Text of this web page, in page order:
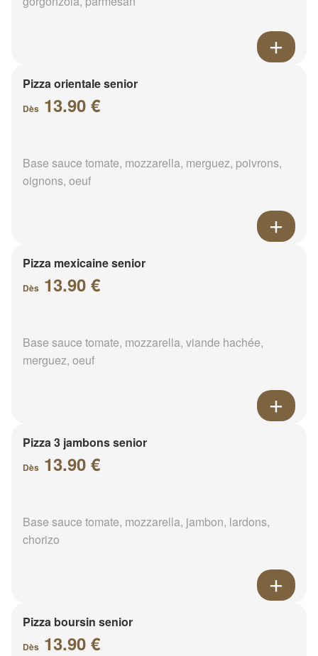
Pizza orientale senior
Dès 13.90 €
Base sauce tomate, mozzarella, merguez, poivrons,
oignons, oeuf
Pizza mexicaine senior
Dès 13.90 €
Base sauce tomate, mozzarella, viande hachée,
merguez, oeuf
Pizza 3 jambons senior
Dès 13.90 €
Base sauce tomate, mozzarella, jambon, lardons,
chorizo
Pizza boursin senior
Dès 13.90 €